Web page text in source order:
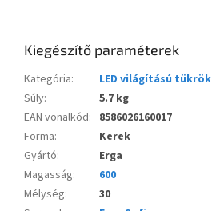
Kiegészítő paraméterek
Kategória:
LED világítású tükrök
Súly:
5.7 kg
EAN vonalkód: 8586026160017
Forma:
Kerek
Gyártó:
Erga
Magasság:
600
Mélység:
30